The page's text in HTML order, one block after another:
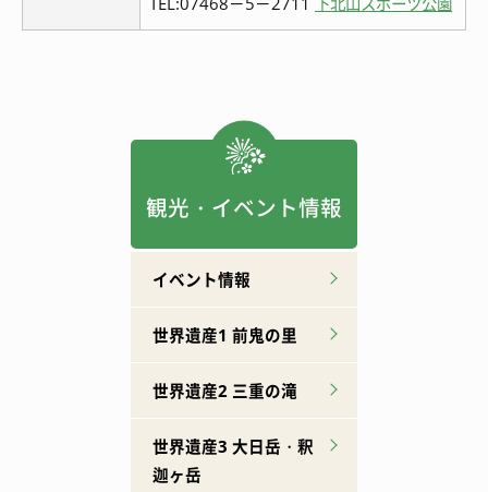
観光・イベント情報
イベント情報
世界遺産1 前鬼の里
世界遺産2 三重の滝
世界遺産3 大日岳・釈
迦ヶ岳